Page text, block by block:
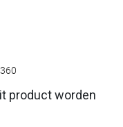
product worden